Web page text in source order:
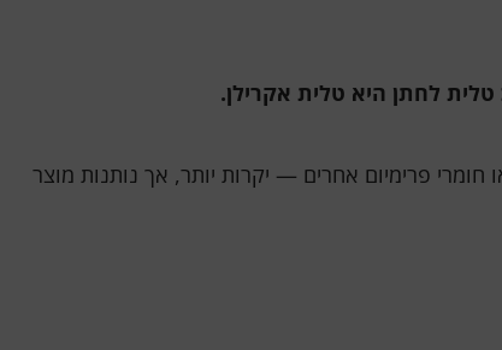
פרימיום אחרים — יקרות יותר, אך נותנות מוצר